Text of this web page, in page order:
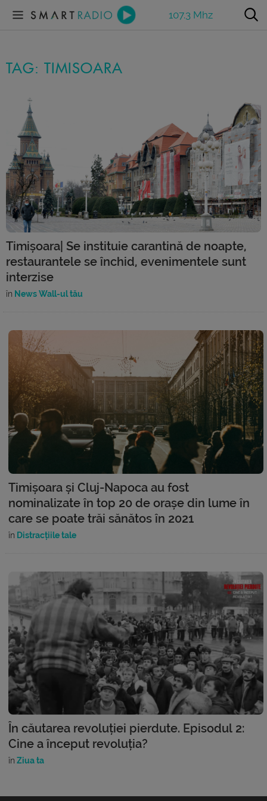
107.3 Mhz
TAG: TIMISOARA
Timișoara| Se instituie carantină de noapte,
restaurantele se închid, evenimentele sunt
interzise
în News Wall-ul tău
Timișoara și Cluj-Napoca au fost
nominalizate în top 20 de orașe din lume în
care se poate trăi sănătos în 2021
în Distracțiile tale
În căutarea revoluției pierdute. Episodul 2:
Cine a început revoluția?
în Ziua ta